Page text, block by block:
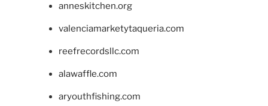
anneskitchen.org
valenciamarketytaqueria.com
reefrecordsllc.com
alawaffle.com
aryouthfishing.com